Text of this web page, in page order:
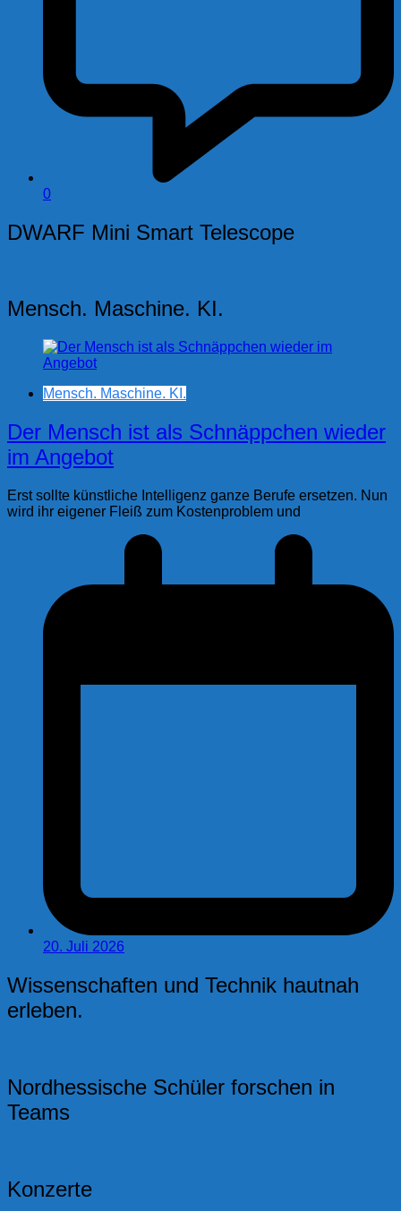
0
DWARF Mini Smart Telescope
Mensch. Maschine. KI.
Mensch. Maschine. KI.
Der Mensch ist als Schnäppchen wieder
im Angebot
Erst sollte künstliche Intelligenz ganze Berufe ersetzen. Nun
wird ihr eigener Fleiß zum Kostenproblem und
20. Juli 2026
Wissenschaften und Technik hautnah
erleben.
Nordhessische Schüler forschen in
Teams
Konzerte